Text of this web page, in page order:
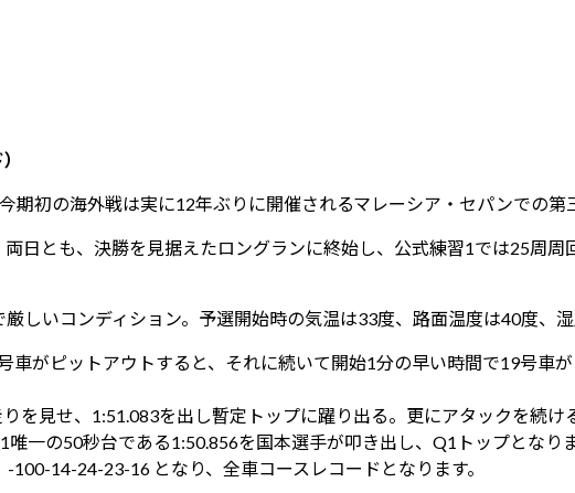
初の海外戦は実に12年ぶりに開催されるマレーシア・セパンでの第
日とも、決勝を見据えたロングランに終始し、公式練習1では25周
しいコンディション。予選開始時の気温は33度、路面温度は40度、湿
がピットアウトすると、それに続いて開始1分の早い時間で19号車
を見せ、1:51.083を出し暫定トップに躍り出る。更にアタックを続
一の50秒台である1:50.856を国本選手が叩き出し、Q1トップとなり
14-24-23-16 となり、全車コースレコードとなります。